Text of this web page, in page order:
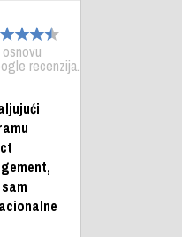
osnovu
recenzija.